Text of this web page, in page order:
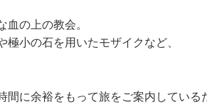
血の上の教会。
小の石を用いたモザイクなど、
間に余裕をもって旅をご案内している